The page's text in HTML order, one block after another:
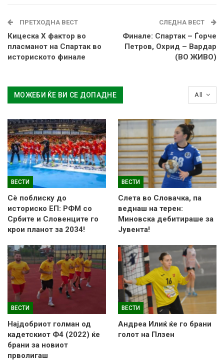
ПРЕТХОДНА ВЕСТ
Кицеска Х фактор во
пласманот на Спартак во
историското финале
СЛЕДНА ВЕСТ
Финале: Спартак – Ѓорче
Петров, Охрид – Вардар
(ВО ЖИВО)
All
МОЖЕБИ ЌЕ ВИ СЕ ДОПАДНЕ
ВЕСТИ
Сè поблиску до
историско ЕП: РФМ со
Србите и Словенците го
крои планот за 2034!
ВЕСТИ
Слетa во Словачка, па
веднаш на терен:
Миновска дебитираше за
Јувента!
ВЕСТИ
Најдобриот голман од
кадетскиот Ф4 (2022) ќе
брани за новиот
прволигаш
ВЕСТИ
Андреа Илиќ ќе го брани
голот на Плзен